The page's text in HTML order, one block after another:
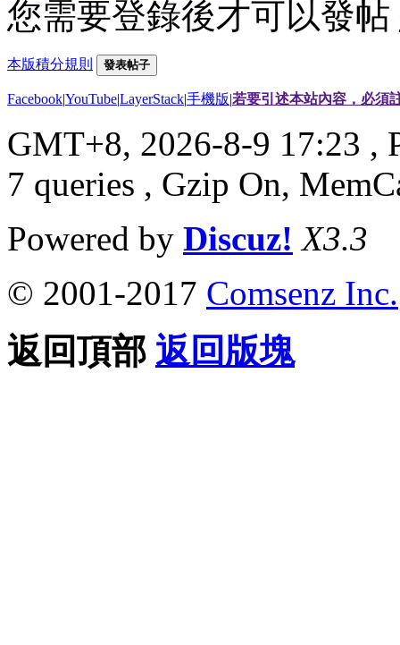
您需要登錄後才可以發帖
本版積分規則 發表帖子
Facebook|YouTube|LayerStack|手機版|若要引述本站內容，必須
GMT+8, 2026-8-9 17:23 ,
7 queries , Gzip On,
Powered by Discuz! X3.3
© 2001-2017 Comsenz Inc.
返回頂部 返回版塊